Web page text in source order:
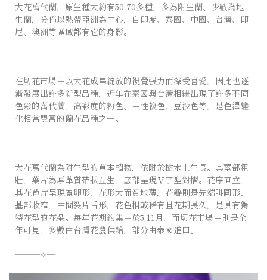
大花萬代蘭，原生種大約有50-70多種，多為附生蘭、少數為地
生蘭，分佈以熱帶亞洲為中心，自印度、泰國、中國、台灣、印
尼、澳洲等區域都有它的身影。 ⠀⠀⠀⠀⠀⠀⠀⠀⠀ ⠀⠀⠀⠀⠀⠀⠀⠀⠀
在切花市場中以大花成串綻放的視覺張力而深受喜愛，因此也逐
漸發展出許多新型品種，近年在泰國與台灣相繼出現了許多不同
色彩的萬代蘭，高彩度的粉色、中性複色、豆沙色等，是色澤變
化相當豐富的蘭花品種之一。
大花萬代蘭為附生型的草本植物，依附於樹木上生長。其莖部粗
壯，葉片為厚革質帶狀互生，底部呈現Ｖ字型對摺。花序直立，
其花苞片呈現寬卵形，花形大而質地薄，花瓣則是先端叫圓形、
基部收窄，中間裂片舌形，花色相較稀有且花期長久，是具有獨
特花型的花朵。每年花期約集中於5-11月，而切花市場中則是全
年可見，多數由台灣花農供給，部分由泰國進口。⠀⠀⠀⠀ ⠀⠀
———✧—